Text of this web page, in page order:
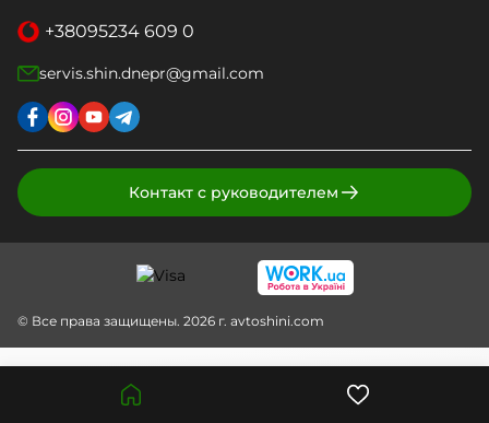
+38095234 609 0
servis.shin.dnepr@gmail.com
Контакт с руководителем
© Все права защищены. 2026 г. avtoshini.com